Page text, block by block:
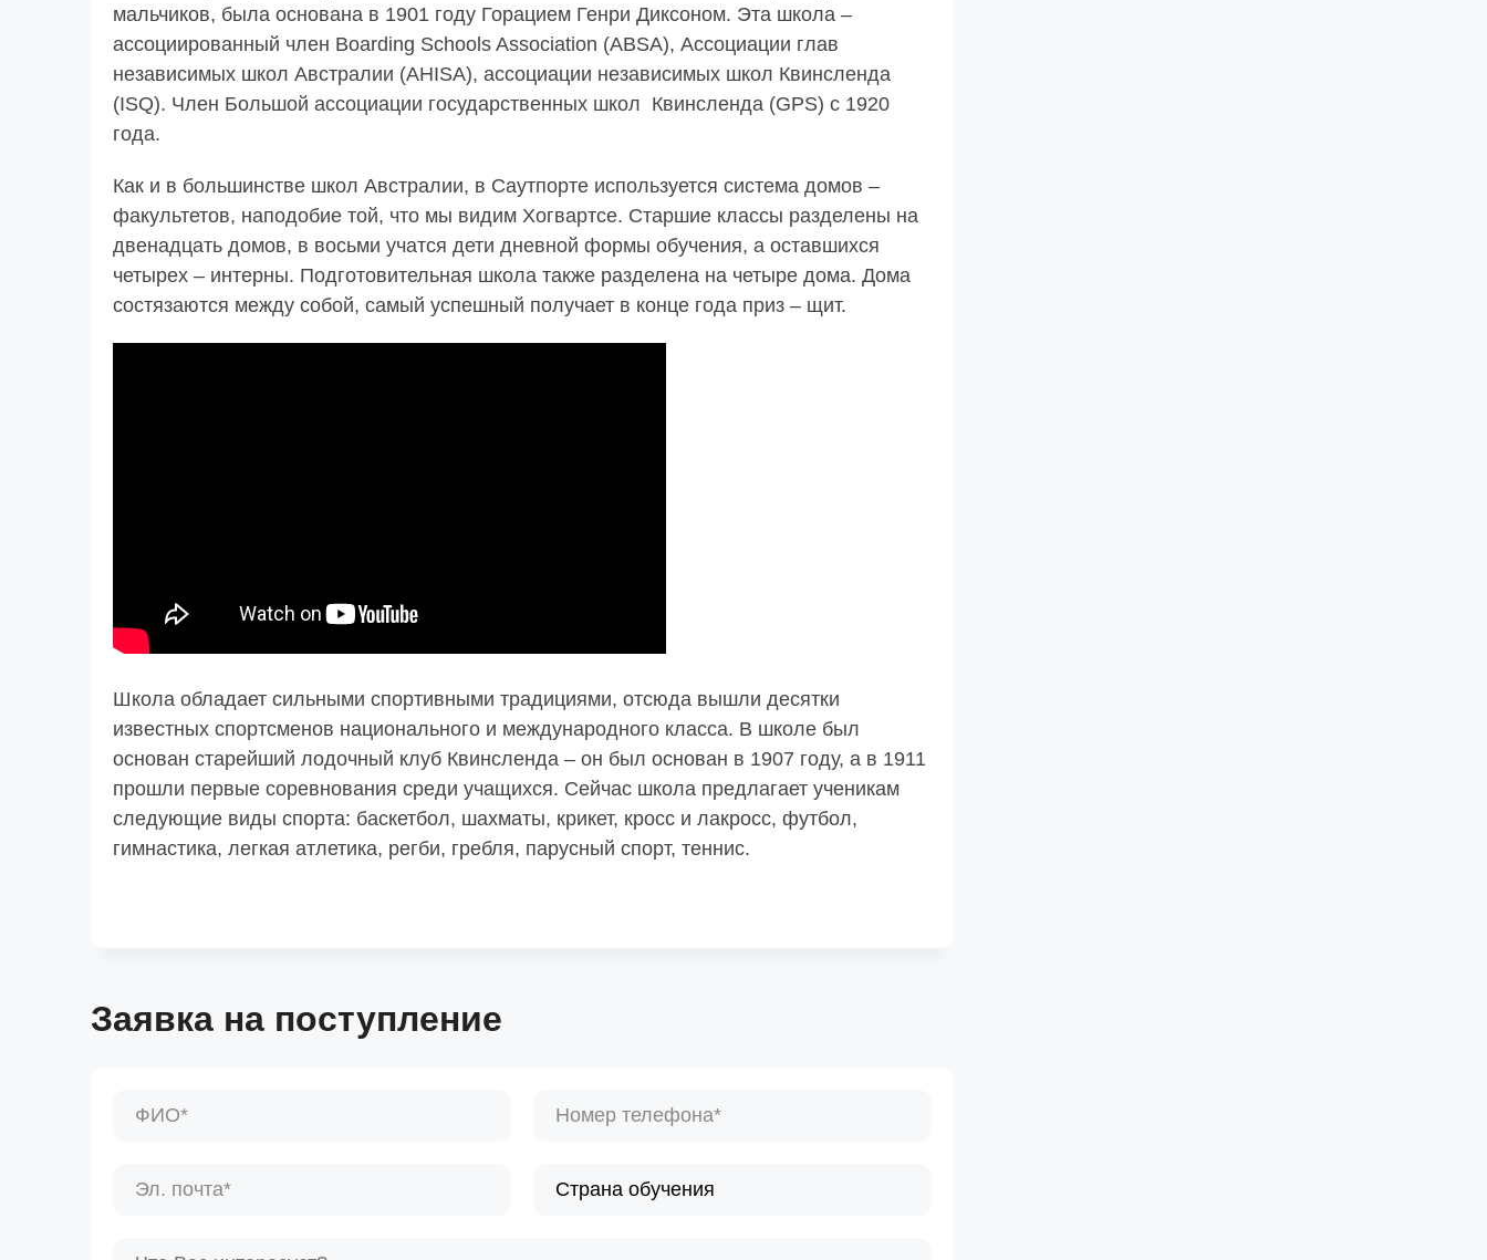
мальчиков, была основана в 1901 году Горацием Генри Диксоном. Эта школа –
ассоциированный член Boarding Schools Association (ABSA), Ассоциации глав
независимых школ Австралии (AHISA), ассоциации независимых школ Квинсленда
(ISQ). Член Большой ассоциации государственных школ Квинсленда (GPS) с 1920
года.
Как и в большинстве школ Австралии, в Саутпорте используется система домов –
факультетов, наподобие той, что мы видим Хогвартсе. Старшие классы разделены на
двенадцать домов, в восьми учатся дети дневной формы обучения, а оставшихся
четырех – интерны. Подготовительная школа также разделена на четыре дома. Дома
состязаются между собой, самый успешный получает в конце года приз – щит.
Школа обладает сильными спортивными традициями, отсюда вышли десятки
известных спортсменов национального и международного класса. В школе был
основан старейший лодочный клуб Квинсленда – он был основан в 1907 году, а в 1911
прошли первые соревнования среди учащихся. Сейчас школа предлагает ученикам
следующие виды спорта: баскетбол, шахматы, крикет, кросс и лакросс, футбол,
гимнастика, легкая атлетика, регби, гребля, парусный спорт, теннис.
Заявка на поступление